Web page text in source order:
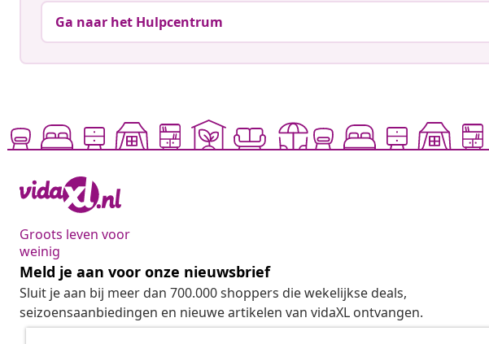
Ga naar het Hulpcentrum
Groots leven voor
weinig
Meld je aan voor onze nieuwsbrief
Sluit je aan bij meer dan 700.000 shoppers die wekelijkse deals,
seizoensaanbiedingen en nieuwe artikelen van vidaXL ontvangen.